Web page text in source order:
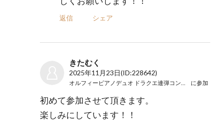
返信 シェア
きたむく
2025年11月23日(ID:228642)
オルフィーピアノデュオ ドラクエ連弾コンサートＳ に参加
初めて参加させて頂きます。
楽しみにしています！！